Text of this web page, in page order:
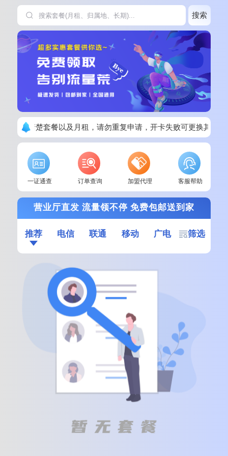
搜索
单请看清楚套餐以及月租，请勿重复申请，开卡失败可更换其他套
一证通查 订单查询 加盟代理 客服帮助
营业厅直发 流量领不停 免费包邮送到家
推荐 电信 联通 移动 广电 筛选